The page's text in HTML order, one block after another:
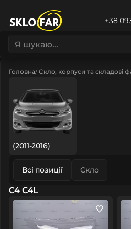
+38
Головна Скло, корпуси та складові
(2011-2016)
Всі позиції Скло
C4 C4L